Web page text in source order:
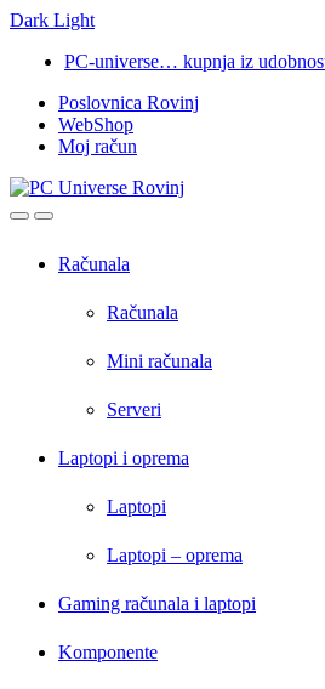
Dark Light
navigation
content
PC-universe… kupnja iz
Poslovnica Rovinj
WebShop
Moj račun
OpenClose
Računala
Računala
Mini računala
Serveri
Laptopi i oprema
Laptopi
Laptopi – oprema
Gaming računala i laptopi
Komponente